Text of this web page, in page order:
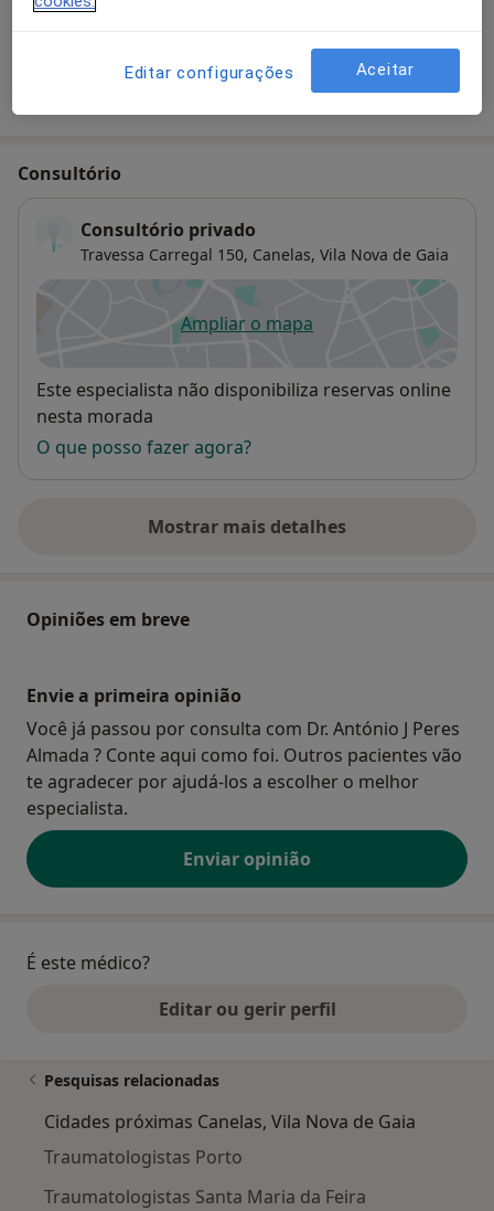
Sem informação sobre serviços e preços
informação sobre serviços
Consultório
Consultório privado
Travessa Carregal 150, Canelas, Vila Nova de Gaia
Ampliar o mapaabre num novo separador
Disponibilidade
Este especialista não disponibiliza reservas online
nesta morada
O que posso fazer agora?
Mostrar mais detalhes
sobre o endereço
Opiniões em breve
Envie a primeira opinião
Você já passou por consulta com Dr. António J Peres
Almada ? Conte aqui como foi. Outros pacientes vão
te agradecer por ajudá-los a escolher o melhor
especialista.
Enviar opinião
É este médico?
Editar ou gerir perfil
Pesquisas relacionadas
Cidades próximas Canelas, Vila Nova de Gaia
Traumatologistas Porto
Traumatologistas Santa Maria da Feira
Editar configurações Aceitar